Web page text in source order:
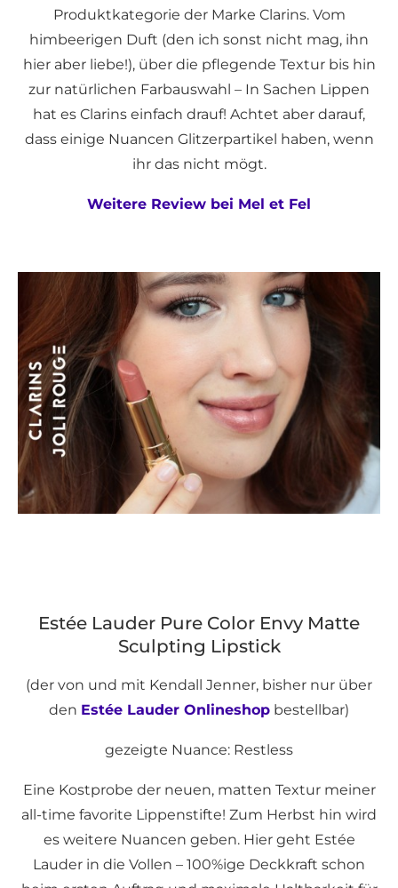
Produktkategorie der Marke Clarins. Vom
himbeerigen Duft (den ich sonst nicht mag, ihn
hier aber liebe!), über die pflegende Textur bis hin
zur natürlichen Farbauswahl – In Sachen Lippen
hat es Clarins einfach drauf! Achtet aber darauf,
dass einige Nuancen Glitzerpartikel haben, wenn
ihr das nicht mögt.
Weitere Review bei Mel et Fel
Estée Lauder Pure Color Envy Matte
Sculpting Lipstick
(der von und mit Kendall Jenner, bisher nur über
den Estée Lauder Onlineshop bestellbar)
gezeigte Nuance: Restless
Eine Kostprobe der neuen, matten Textur meiner
all-time favorite Lippenstifte! Zum Herbst hin wird
es weitere Nuancen geben. Hier geht Estée
Lauder in die Vollen – 100%ige Deckkraft schon